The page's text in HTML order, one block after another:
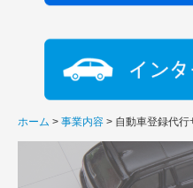
事業内容
レンタカー回送サービス
建機車両回送サービス
自動車登録代行サービス
ホーム 事業内容 自動車登録代行